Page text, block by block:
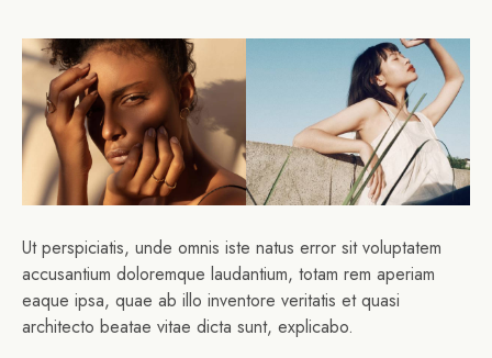
Ut perspiciatis, unde omnis iste natus error sit voluptatem
accusantium doloremque laudantium, totam rem aperiam
eaque ipsa, quae ab illo inventore veritatis et quasi
architecto beatae vitae dicta sunt, explicabo.